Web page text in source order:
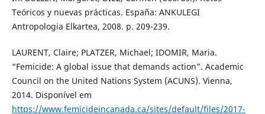
Teóricos y nuevas prácticas. España: ANKULEGI
Antropologia Elkartea, 2008. p. 209-239.
LAURENT, Claire; PLATZER, Michael; IDOMIR, Maria.
“Femicide: A global issue that demands action”. Academic
Council on the United Nations System (ACUNS). Vienna,
2014. Disponível em
https://www.femicideincanada.ca/sites/default/files/2017-